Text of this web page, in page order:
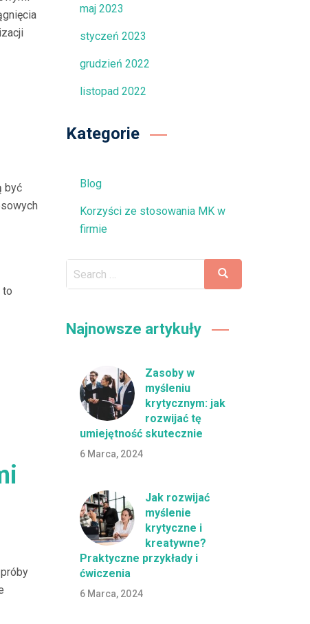
być
to
maj 2023
styczeń 2023
grudzień 2022
listopad 2022
Kategorie
Blog
Korzyści ze stosowania MK w
firmie
Najnowsze artykuły
Zasoby w
myśleniu
krytycznym: jak
rozwijać tę
umiejętność skutecznie
6 Marca, 2024
Jak rozwijać
myślenie
krytyczne i
kreatywne?
Praktyczne przykłady i
ćwiczenia
6 Marca, 2024